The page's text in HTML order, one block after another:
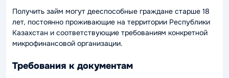
Получить займ могут дееспособные граждане старше 18
лет, постоянно проживающие на территории Республики
Казахстан и соответствующие требованиям конкретной
микрофинансовой организации.
Требования к документам